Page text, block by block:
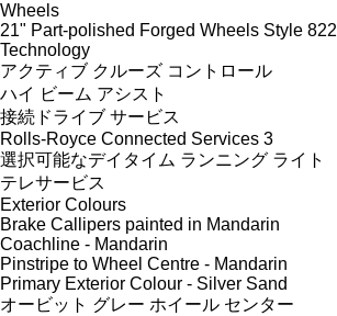
Wheels
21" Part-polished Forged Wheels Style 822
Technology
アクティブ クルーズ コントロール
ハイ ビーム アシスト
接続ドライブ サービス
Rolls-Royce Connected Services 3
選択可能なデイタイム ランニング ライト
テレサービス
Exterior Colours
Brake Callipers painted in Mandarin
Coachline - Mandarin
Pinstripe to Wheel Centre - Mandarin
Primary Exterior Colour - Silver Sand
オービット グレー ホイール センター